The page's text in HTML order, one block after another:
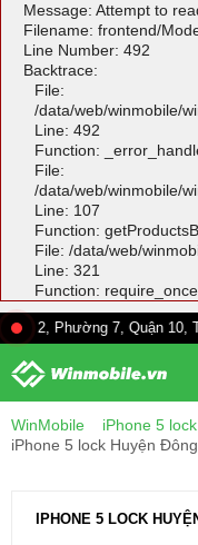
Message: Attempt to
Filename: frontend/
Line Number: 492
Backtrace:
File:
/data/web/winmobile/
Line: 492
Function:
File:
/data/web/winmobile/
Line: 107
Function:
File: /data/web/
Line: 321
Function: require_once
7, Quận 10, TpHCM
WinMobile
iPhone 5
iPhone 5 lock Huyện
IPHONE 5 LOCK